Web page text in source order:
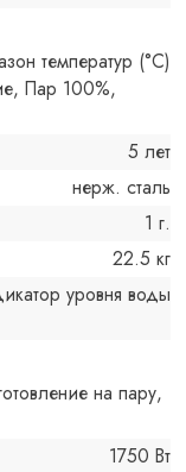
температур (°C)
Пар 100%,
5 лет
нерж. сталь
1 г.
22.5 кг
уровня воды
на пару,
1750 Вт